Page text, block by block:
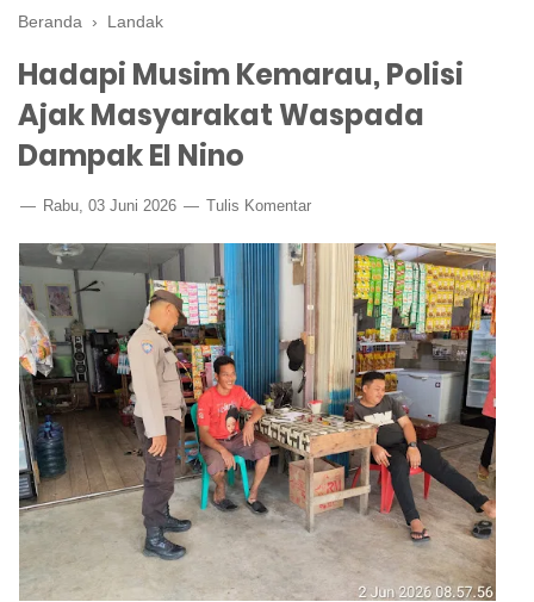
Beranda › Landak
Hadapi Musim Kemarau, Polisi
Ajak Masyarakat Waspada
Dampak El Nino
Rabu, 03 Juni 2026 Tulis Komentar